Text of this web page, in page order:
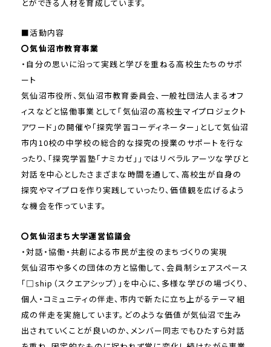
とができる人材を育成しています。
■活動内容
〇気仙沼市教育事業
・自分の思いに沿って実践と学びを重ねる高校生たちのサポ
ート
気仙沼市役所、気仙沼市教育委員会、一般社団法人まるオフ
ィスなどと協働事業として「気仙沼の高校生マイプロジェクト
アワード」の開催や「探究学習コーディネーター」として気仙沼
市内10校の中学校の総合的な探究の授業のサポートを行な
ったり、「探究学習塾「ナミカゼ」」ではリベラルアーツな学びと
対話を中心としたさまざまな時間を通して、高校生が自身の
探究やマイプロを作り実践していったり、価値観を広げるよう
な機会を作っています。
〇気仙沼まち大学運営協議会
・対話・協働・共創による市民が主役のまちづくりの実現
気仙沼市や多くの団体の方と協働して、会員制シェアスペース
「□ship（スクエアシップ）」を中心に、多様な学びの場づくり、
個人・コミュニティの伴走、市内で新たに立ち上がるテーマ組
成の伴走を実施しています。どのような価値が気仙沼で生み
出されていくことが良いのか、メンバー同志でもひたすら対話